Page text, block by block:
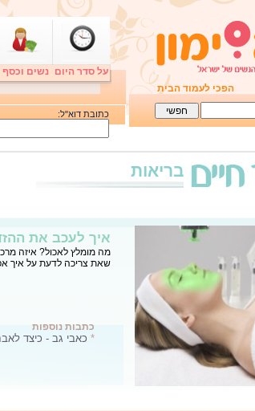
הפכי לעמוד הבית
על סדר היום נשים וכסף
כתובת דוא"ל:
בריאות
כאבי גב - כיצד
עד שמונים אחוז
סוג כאב הגב הנפוץ ביותר
כתבות נוספות